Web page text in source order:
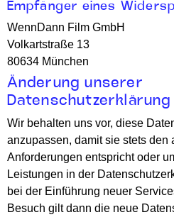
Empfänger eines
WennDann Film GmbH
Volkartstraße 13
80634 München
Änderung unserer
Datenschutzerklärung
Wir behalten uns vor, diese
anzupassen, damit sie stets den
Anforderungen entspricht oder
Leistungen in der
bei der Einführung neuer
Besuch gilt dann die neue